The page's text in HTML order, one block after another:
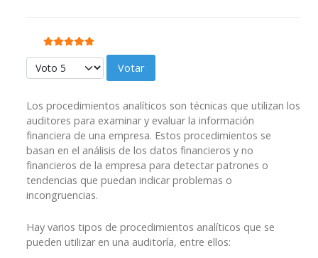
Ratio:5/5
Por favor, vote
Los procedimientos analíticos son técnicas que utilizan los
auditores para examinar y evaluar la información
financiera de una empresa. Estos procedimientos se
basan en el análisis de los datos financieros y no
financieros de la empresa para detectar patrones o
tendencias que puedan indicar problemas o
incongruencias.
Hay varios tipos de procedimientos analíticos que se
pueden utilizar en una auditoría, entre ellos: